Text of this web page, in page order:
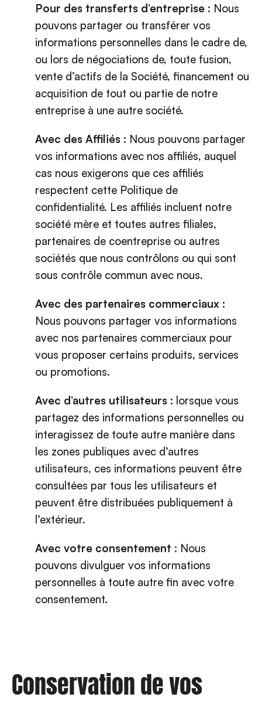
Pour des transferts d’entreprise : Nous
pouvons partager ou transférer vos
informations personnelles dans le cadre de,
ou lors de négociations de, toute fusion,
vente d’actifs de la Société, financement ou
acquisition de tout ou partie de notre
entreprise à une autre société.
Avec des Affiliés : Nous pouvons partager
vos informations avec nos affiliés, auquel
cas nous exigerons que ces affiliés
respectent cette Politique de
confidentialité. Les affiliés incluent notre
société mère et toutes autres filiales,
partenaires de coentreprise ou autres
sociétés que nous contrôlons ou qui sont
sous contrôle commun avec nous.
Avec des partenaires commerciaux :
Nous pouvons partager vos informations
avec nos partenaires commerciaux pour
vous proposer certains produits, services
ou promotions.
Avec d’autres utilisateurs : lorsque vous
partagez des informations personnelles ou
interagissez de toute autre manière dans
les zones publiques avec d’autres
utilisateurs, ces informations peuvent être
consultées par tous les utilisateurs et
peuvent être distribuées publiquement à
l’extérieur.
Avec votre consentement : Nous
pouvons divulguer vos informations
personnelles à toute autre fin avec votre
consentement.
Conservation de vos